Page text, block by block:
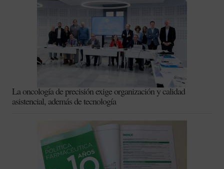
La oncología de precisión exige organización y calidad
asistencial, además de tecnología